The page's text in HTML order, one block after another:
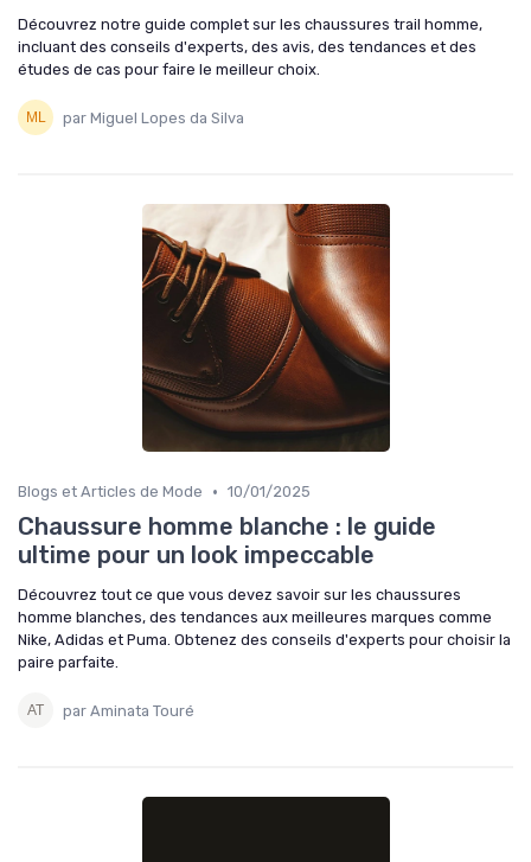
Découvrez notre guide complet sur les chaussures trail homme,
incluant des conseils d'experts, des avis, des tendances et des
études de cas pour faire le meilleur choix.
par Miguel Lopes da Silva
Blogs et Articles de Mode • 10/01/2025
Chaussure homme blanche : le guide
ultime pour un look impeccable
Découvrez tout ce que vous devez savoir sur les chaussures
homme blanches, des tendances aux meilleures marques comme
Nike, Adidas et Puma. Obtenez des conseils d'experts pour choisir la
paire parfaite.
par Aminata Touré